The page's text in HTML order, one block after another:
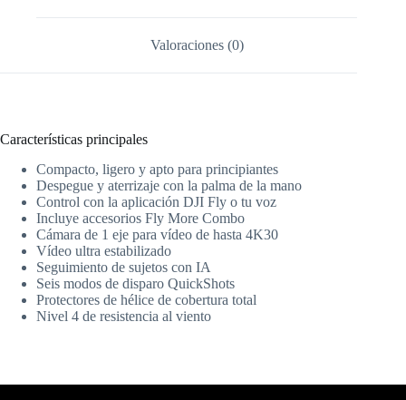
Valoraciones (0)
Características principales
Compacto, ligero y apto para principiantes
Despegue y aterrizaje con la palma de la mano
Control con la aplicación DJI Fly o tu voz
Incluye accesorios Fly More Combo
Cámara de 1 eje para vídeo de hasta 4K30
Vídeo ultra estabilizado
Seguimiento de sujetos con IA
Seis modos de disparo QuickShots
Protectores de hélice de cobertura total
Nivel 4 de resistencia al viento